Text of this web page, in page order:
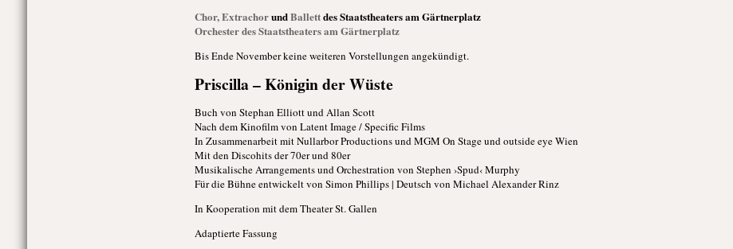
Chor, ExtrachorundBallettdes Staatstheaters am Gärtnerplatz
Orchester des Staatstheaters am Gärtnerplatz
Bis Ende November keine weiteren Vorstellungen angekündigt.
Priscilla – Königin der Wüste
Buch von Stephan Elliott und Allan Scott
Nach dem Kinofilm von Latent Image / Specific Films
In Zusammenarbeit mit Nullarbor Productions und MGM On Stage und outside eye Wien
Mit den Discohits der 70er und 80er
Musikalische Arrangements und Orchestration von Stephen ›Spud‹ Murphy
Für die Bühne entwickelt von Simon Phillips | Deutsch von Michael Alexander Rinz
In Kooperation mit dem Theater St. Gallen
Adaptierte Fassung